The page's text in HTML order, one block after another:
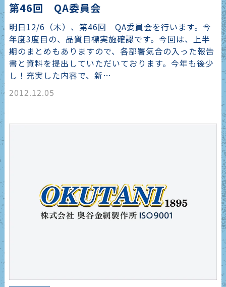
第46回 QA委員会
明日12/6（木）、第46回 QA委員会を行います。今
年度3度目の、品質目標実施確認です。今回は、上半
期のまとめもありますので、各部署気合の入った報告
書と資料を提出していただいております。今年も後少
し！充実した内容で、新…
2012.12.05